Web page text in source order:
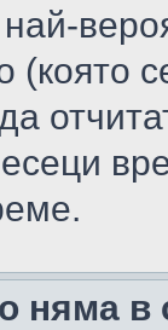
(която
няма в